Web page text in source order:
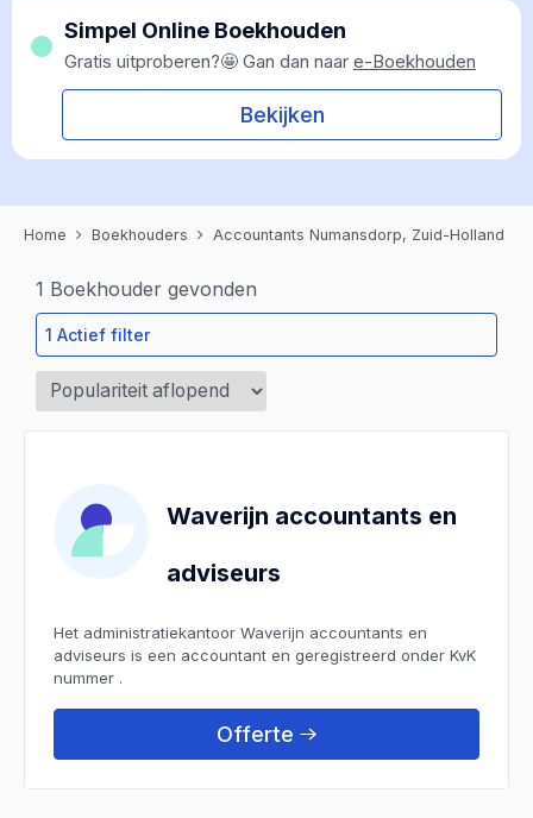
Simpel Online Boekhouden
Gratis uitproberen?🤩 Gan dan naar e-Boekhouden
Bekijken
Home Boekhouders Accountants Numansdorp, Zuid-Holland
1 Boekhouder gevonden
1 Actief filter
Waverijn accountants en
adviseurs
Het administratiekantoor Waverijn accountants en
adviseurs is een accountant en geregistreerd onder KvK
nummer .
Offerte